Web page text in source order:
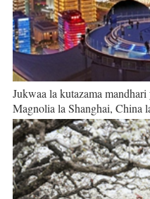
Jukwaa la kutazama
Magnolia la Shanghai, China